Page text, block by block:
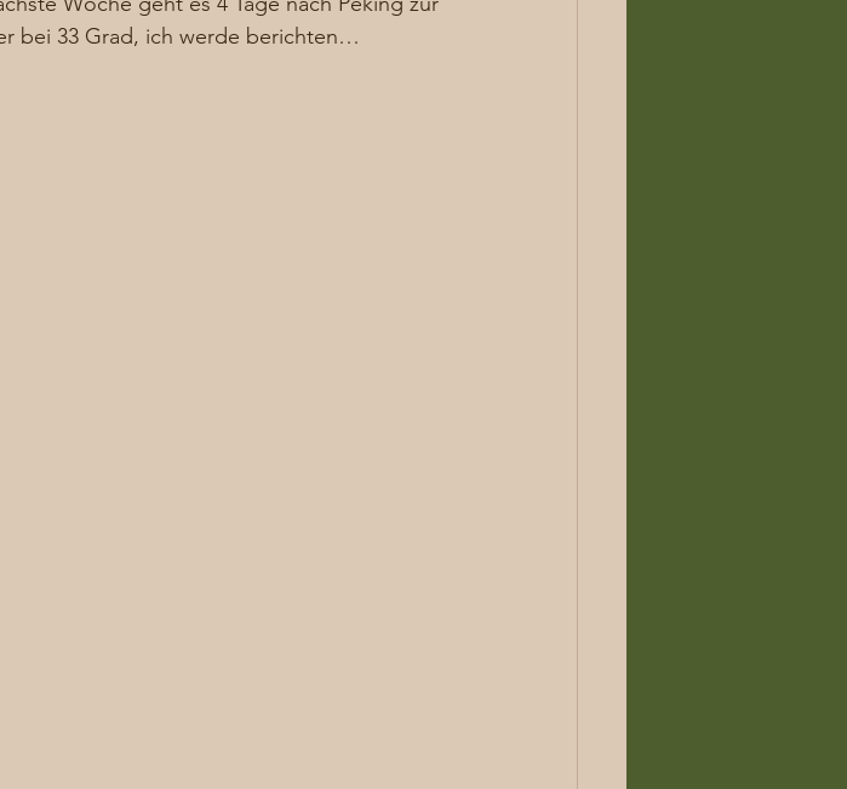
bei 33 Grad, ich werde berichten…